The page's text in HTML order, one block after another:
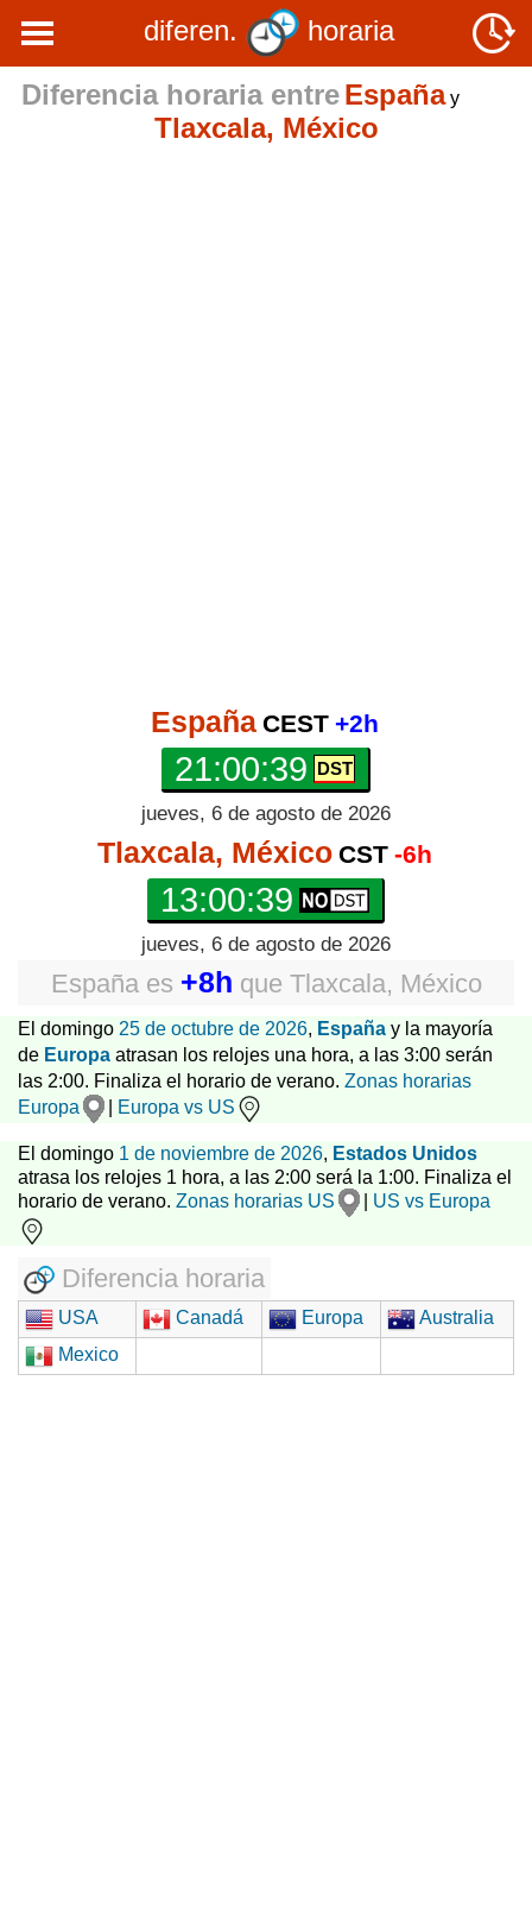
diferen.
horaria
Diferencia horaria entre Españay
Tlaxcala, México
España CEST +2h
21:00:39
jueves, 6 de agosto de 2026
Tlaxcala, México CST -6h
13:00:39
jueves, 6 de agosto de 2026
Españaes +8h que Tlaxcala, México
El domingo 25 de octubre de 2026, España y la mayoría
de Europa atrasan los relojes una hora, a las 3:00 serán
las 2:00. Finaliza el horario de verano. Zonas horarias
Europa
Europa vs US
El domingo 1 de noviembre de 2026, Estados Unidos
atrasa los relojes 1 hora, a las 2:00 será la 1:00. Finaliza el
horario de verano. Zonas horarias US US vs Europa
Diferencia horaria
USA Canadá Europa
Australia
Mexico